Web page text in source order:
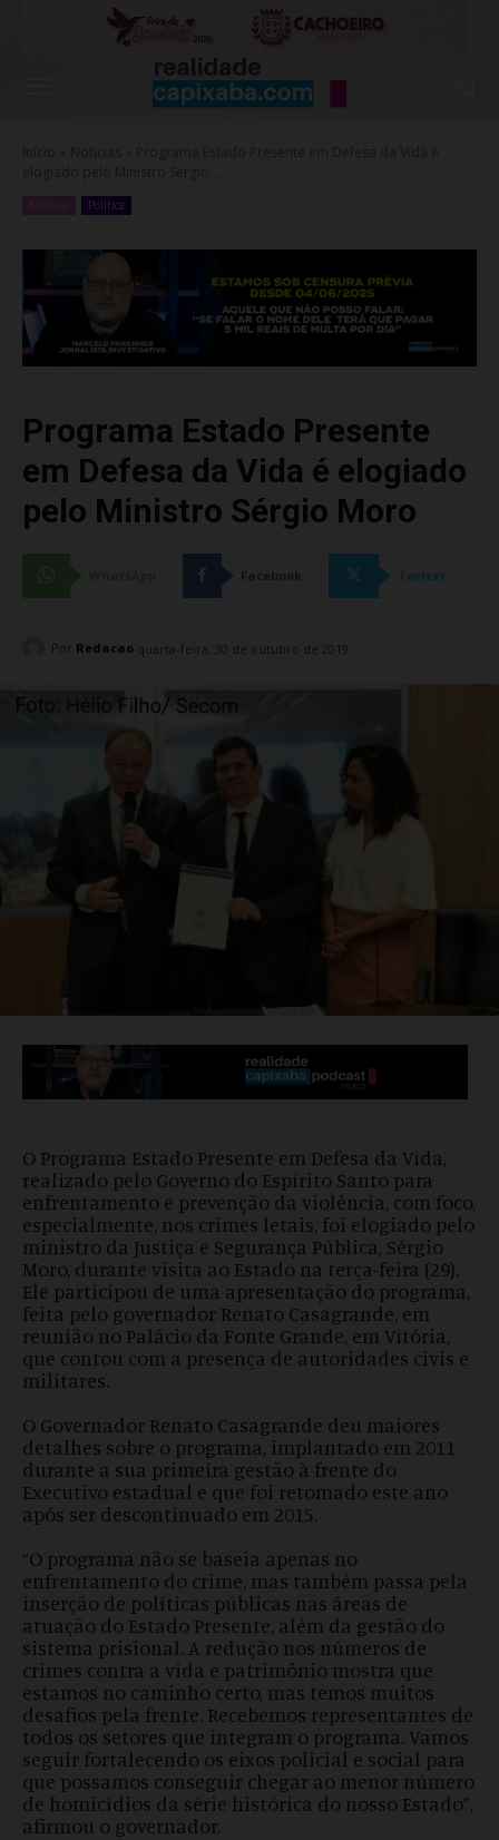
Política
Programa Estado Presente
em Defesa da Vida é elogiado
pelo Ministro Sérgio Moro
Facebook Twitter
Por Redacao quarta-feira, 30 de outubro de 2019
O Programa Estado Presente em Defesa da Vida,
realizado pelo Governo do Espírito Santo para
enfrentamento e prevenção da violência, com foco,
especialmente, nos crimes letais, foi elogiado pelo
ministro da Justiça e Segurança Pública, Sérgio
Moro, durante visita ao Estado na terça-feira (29).
Ele participou de uma apresentação do programa,
feita pelo governador Renato Casagrande, em
reunião no Palácio da Fonte Grande, em Vitória,
que contou com a presença de autoridades civis e
militares.
O Governador Renato Casagrande deu maiores
detalhes sobre o programa, implantado em 2011
durante a sua primeira gestão à frente do
Executivo estadual e que foi retomado este ano
após ser descontinuado em 2015.
“O programa não se baseia apenas no
enfrentamento do crime, mas também passa pela
inserção de políticas públicas nas áreas de
atuação do Estado Presente, além da gestão do
sistema prisional. A redução nos números de
crimes contra a vida e patrimônio mostra que
estamos no caminho certo, mas temos muitos
desafios pela frente. Recebemos representantes de
todos os setores que integram o programa. Vamos
seguir fortalecendo os eixos policial e social para
que possamos conseguir chegar ao menor número
de homicídios da série histórica do nosso Estado”,
afirmou o governador.